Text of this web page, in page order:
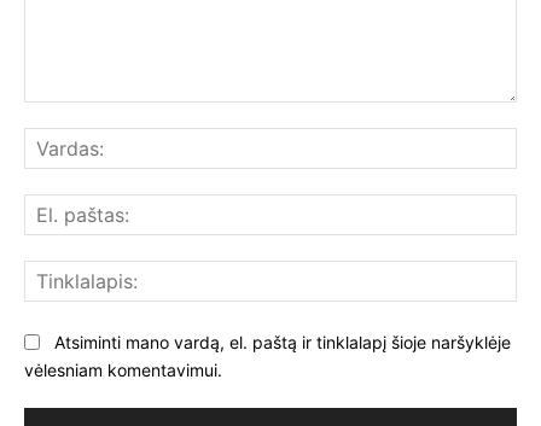
Atsiminti mano vardą, el. paštą ir tinklalapį šioje naršyklėje
vėlesniam komentavimui.